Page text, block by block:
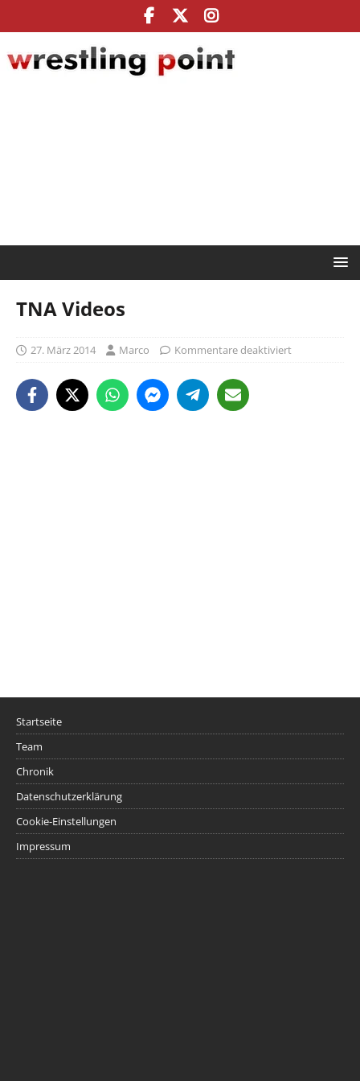
TNA Videos
27. März 2014 Marco Kommentare deaktiviert
Startseite
Team
Chronik
Datenschutzerklärung
Cookie-Einstellungen
Impressum